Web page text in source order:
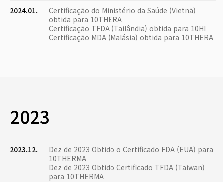
2024.01.
Certificação do Ministério da Saúde (Vietnã)
obtida para 10THERA
Certificação TFDA (Tailândia) obtida para 10HI
Certificação MDA (Malásia) obtida para 10THERA
2023
2023.12.
Dez de 2023 Obtido o Certificado FDA (EUA) para
10THERMA
Dez de 2023 Obtido Certificado TFDA (Taiwan)
para 10THERMA